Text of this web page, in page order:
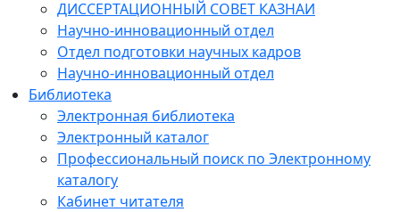
ДИССЕРТАЦИОННЫЙ СОВЕТ КАЗНАИ
Научно-инновационный отдел
Отдел подготовки научных кадров
Научно-инновационный отдел
Библиотека
Электронная библиотека
Электронный каталог
Профессиональный поиск по Электронному
каталогу
Кабинет читателя